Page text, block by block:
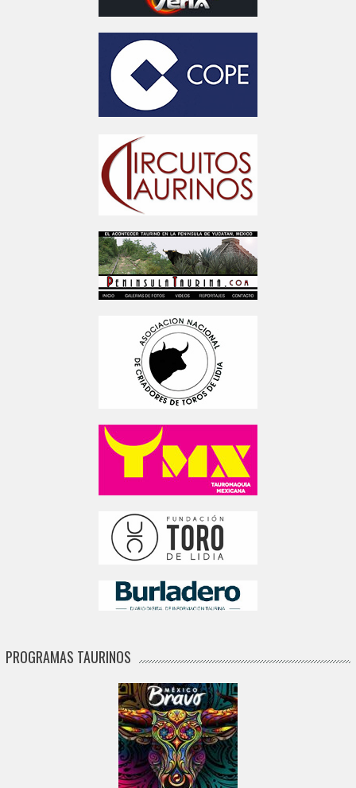
PROGRAMAS TAURINOS